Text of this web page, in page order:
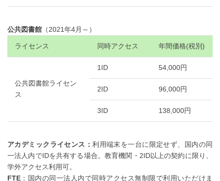
公共図書館 （2021年4月～）
ライセンス 同時アクセス 年間価格(税別)
公共図書館ライセン
ス
1ID 54,000円
2ID 96,000円
3ID 138,000円
アカデミックライセンス：利用端末を一台に限定せず、国内の同
一法人内でIDを共有する場合。教育機関・2ID以上の契約に限り、
学外アクセス利用可。
FTE ：国内の同一法人内で同時アクセス無制限で利用いただけま